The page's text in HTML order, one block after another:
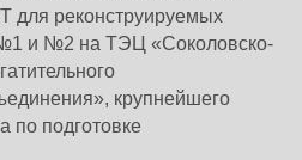
для реконструируемых
№1 и №2 на ТЭЦ «Соколовско-
крупнейшего
по подготовке